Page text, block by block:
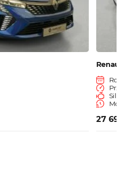
Rok
27 690